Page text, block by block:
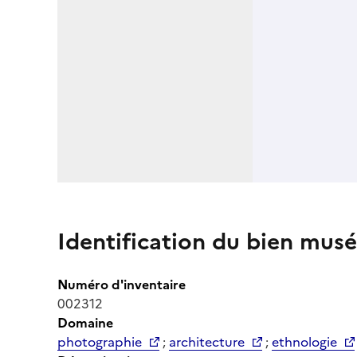
Identification du bien
Numéro d'inventaire
002312
Domaine
photographie
; architecture ;ethnologie